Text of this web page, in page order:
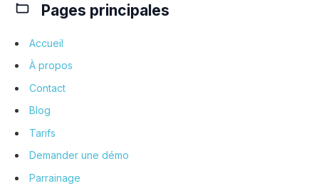
Pages principales
Accueil
À propos
Contact
Blog
Tarifs
Demander une démo
Parrainage